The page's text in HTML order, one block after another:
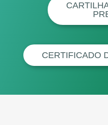
CERTIFICADO